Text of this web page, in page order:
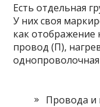
Есть отдельная
У них своя
как
провод (П),
Провода и